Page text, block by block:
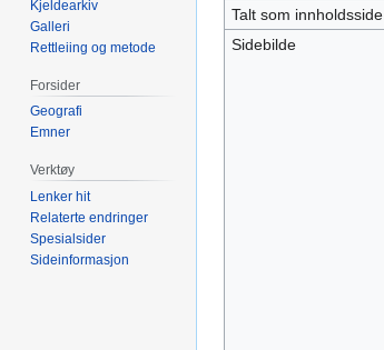
Talt som innholdsside
Sidebilde
Kjeldearkiv
Galleri
Rettleiing og metode
Forsider
Geografi
Emner
Verktøy
Lenker hit
Relaterte endringer
Spesialsider
Sideinformasjon